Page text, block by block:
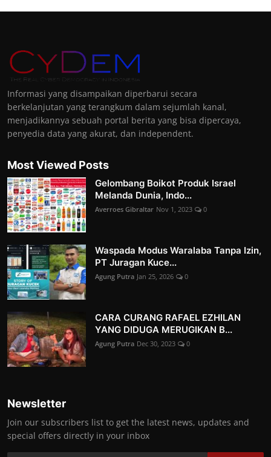
Informasi yang disampaikan diperbarui secara
berkelanjutan yang terangkum dalam sejumlah kanal,
menjadikannya sebuah portal berita yang bisa dipercaya,
penyedia data yang akurat, dan independent.
Most Viewed Posts
Gelombang Boikot Produk Israel
Melanda Dunia, Indo...
Averroes Gibraltar Nov 1, 2023 0
Waspada Modus Waralaba Tanpa Izin,
PT Juragan Kuce...
Agung Putra Jan 25, 2026 0
CARA CURANG RAFAEL EZHILAN
YANG DIDUGA MERUGIKAN B...
Agung Putra Dec 30, 2023 0
Newsletter
Join our subscribers list to get the latest news, updates and
special offers directly in your inbox